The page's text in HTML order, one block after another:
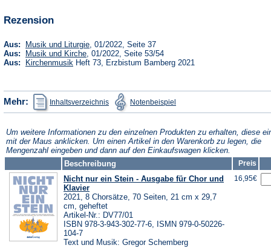
Rezension
Aus: Musik und Liturgie(Öffnet
in
einem
neuen
, 01/2022, Seite 37
Aus:
Musik und Kirche(Öffnet
in
, 01/2022, Seite 53/54
Aus:
Kirchenmusik (Öffnet
Heft 73, Erzbistum Bamberg 2021
Mehr: Inhaltsverzeichnis
(Öffnet
in
einem
Tab)
Notenbeispiel in
einem
Tab)
Um weitere Informationen zu den einzelnen Produkten zu erhalten, diese
mit der Maus anklicken. Um einen Artikel in den Warenkorb zu legen, die
Mengenzahl eingeben und dann auf den Einkaufswagen klicken.
Beschreibung
Preis
Nicht nur ein Stein - Ausgabe für Chor und
Klavier
2021, 8 Chorsätze, 70 Seiten, 21 cm x 29,7
cm, geheftet
Artikel-Nr.: DV77/01
ISBN 978-3-943-302-77-6, ISMN 979-0-50226-
104-7
Text und Musik: Gregor Schemberg
16,95€